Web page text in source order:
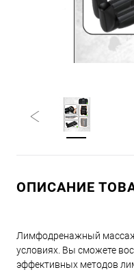
ОПИСАНИЕ
Лимфодренажный
условиях. Вы сможете
эффективных методов